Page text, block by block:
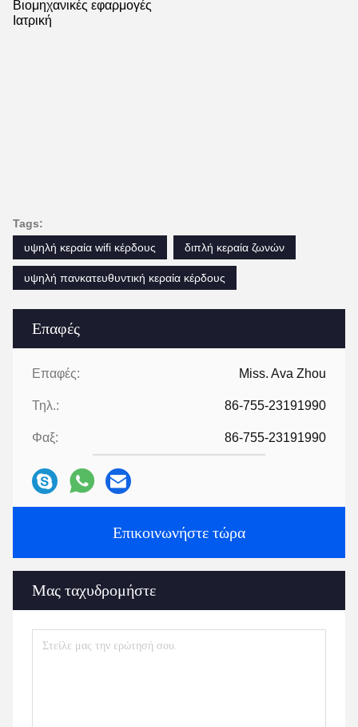
Επαφές
Επαφές: Miss. Ava Zhou
Τηλ.: 86-755-23191990
Φαξ: 86-755-23191990
Επικοινωνήστε τώρα
Μας ταχυδρομήστε
Βιομηχανικές εφαρμογές
Ιατρική
Tags:
υψηλή κεραία wifi κέρδους
διπλή κεραία ζωνών
υψηλή πανκατευθυντική κεραία κέρδους